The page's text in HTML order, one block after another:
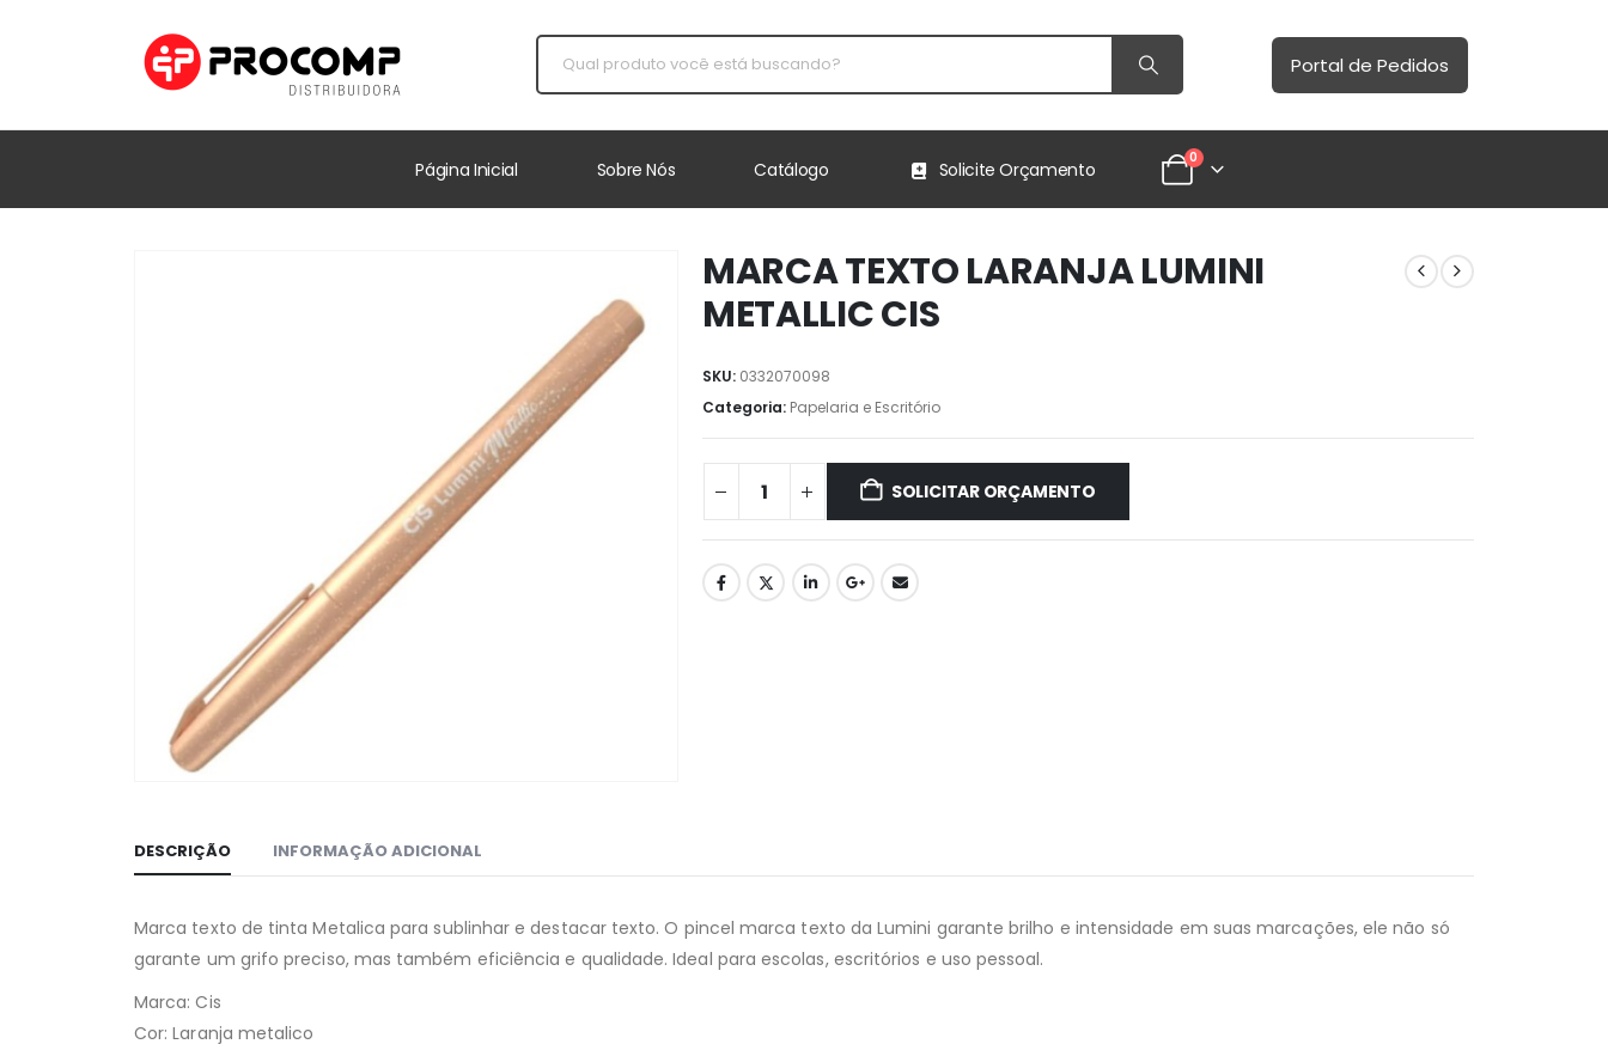
Portal de Pedidos
Página Inicial Sobre Nós Catálogo Solicite Orçamento
0
MARCA TEXTO LARANJA LUMINI
METALLIC CIS
SKU: 0332070098
Categoria: Papelaria e Escritório
SOLICITAR ORÇAMENTO
DESCRIÇÃO INFORMAÇÃO ADICIONAL
Marca texto de tinta Metalica para sublinhar e destacar texto. O pincel marca texto da Lumini garante brilho e intensidade em suas marcações, ele não só
garante um grifo preciso, mas também eficiência e qualidade. Ideal para escolas, escritórios e uso pessoal.
Marca: Cis
Cor: Laranja metalico